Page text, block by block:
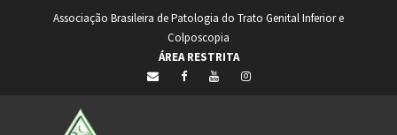
Associação Brasileira de Patologia do Trato Genital Inferior e
Colposcopia
ÁREA RESTRITA